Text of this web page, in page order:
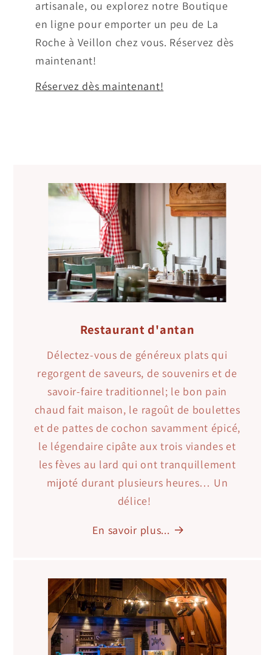
artisanale, ou explorez notre Boutique
en ligne pour emporter un peu de La
Roche à Veillon chez vous. Réservez dès
maintenant!
Réservez dès maintenant!
Restaurant d'antan
Délectez-vous de généreux plats qui
regorgent de saveurs, de souvenirs et de
savoir-faire traditionnel; le bon pain
chaud fait maison, le ragoût de boulettes
et de pattes de cochon savamment épicé,
le légendaire cipâte aux trois viandes et
les fèves au lard qui ont tranquillement
mijoté durant plusieurs heures… Un
délice!
En savoir plus...